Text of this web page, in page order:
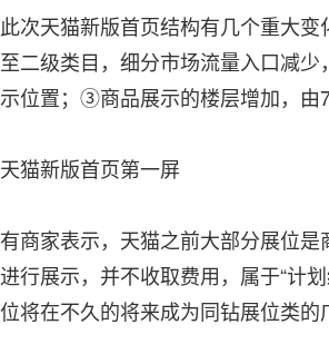
此次天猫新版首页结构有几个重大
至二级类目，细分市场流量入口减
示位置；③商品展示的楼层增加，由
天猫新版首页第一屏
有商家表示，天猫之前大部分展位
进行展示，并不收取费用，属于“计
位将在不久的将来成为同钻展位类